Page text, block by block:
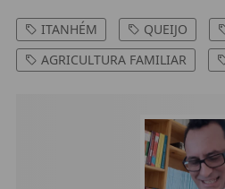
ITANHÉM QUEIJO
AGRICULTURA FAMILIAR